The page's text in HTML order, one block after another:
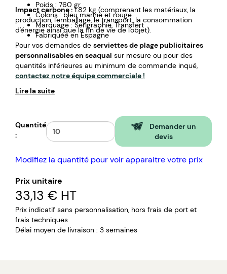
Poids : 760 gr
Coloris : bleu marine et rouge
Marquage : Sérigraphie, Transfert
Fabriquée en Espagne
Impact carbone :1.82 kg (comprenant les matériaux, la
production, l'emballage, le transport, la consommation
d'énergie ainsi que la fin de vie de l'objet).
Pour vos demandes de serviettes de plage publicitaires
personnalisables en seaqual sur mesure ou pour des
quantités inférieures au minimum de commande inqué,
contactez notre équipe commerciale !
Lire la suite
Quantité
:
Demander un
devis
Modifiez la quantité pour voir apparaitre votre prix
Prix unitaire
33,13 € HT
Prix indicatif sans personnalisation, hors frais de port et
frais techniques
Délai moyen de livraison : 3 semaines